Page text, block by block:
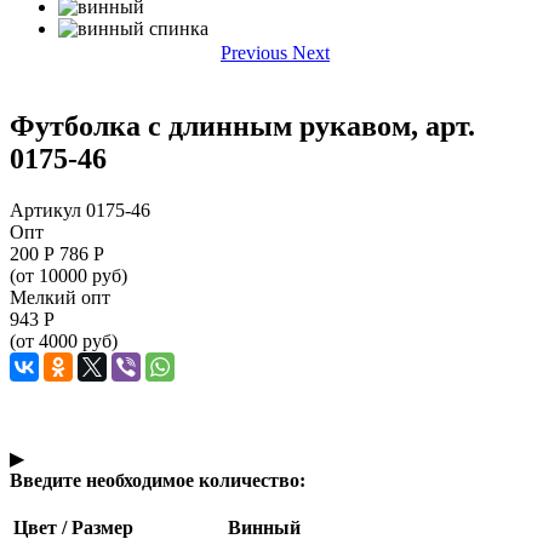
Previous Next
Футболка с длинным рукавом, арт.
0175-46
Артикул 0175-46
Опт
200 Р 786 Р
(от 10000 руб)
Мелкий опт
943 Р
(от 4000 руб)
▶
Введите необходимое количество:
Цвет / Размер
Винный